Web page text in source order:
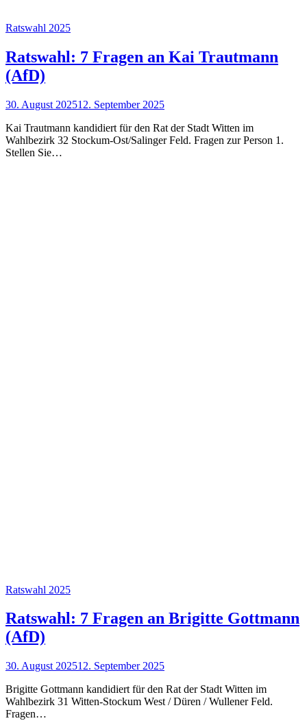
Ratswahl 2025
Ratswahl: 7 Fragen an Kai Trautmann
(AfD)
30. August 202512. September 2025
Kai Trautmann kandidiert für den Rat der Stadt Witten im
Wahlbezirk 32 Stockum-Ost/Salinger Feld. Fragen zur Person 1.
Stellen Sie…
Ratswahl 2025
Ratswahl: 7 Fragen an Brigitte Gottmann
(AfD)
30. August 202512. September 2025
Brigitte Gottmann kandidiert für den Rat der Stadt Witten im
Wahlbezirk 31 Witten-Stockum West / Düren / Wullener Feld.
Fragen…